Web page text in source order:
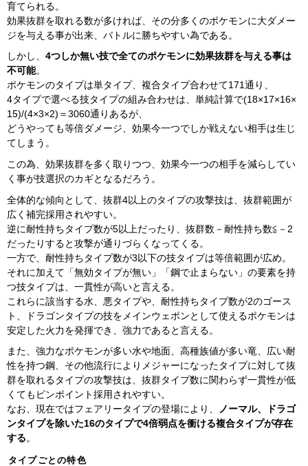
育てられる。
効果抜群を取れる数が多ければ、その分多くのポケモンに大ダメー
ジを与える事が出来、バトルに勝ちやすい為である。
しかし、4つしか無い技で全てのポケモンに効果抜群を与える事は
不可能。
ポケモンのタイプは単タイプ、複合タイプ合わせて171通り、
4タイプで選べる技タイプの組み合わせは、単純計算で(18×17×16×
15)/(4×3×2)＝3060通りあるが、
どうやっても等倍ダメージ、効果今一つでしか戦えない相手は生じ
てしまう。
この為、効果抜群を多く取りつつ、効果今一つの相手を減らしてい
く事が技選択のカギとなるだろう。
全体的な傾向として、抜群4以上のタイプの攻撃技は、抜群範囲が
広く補完採用されやすい。
逆に耐性持ちタイプ数が5以上だったり、抜群数－耐性持ち数≦－2
だったりすると攻撃が通りづらくなってくる。
一方で、耐性持ちタイプ数が3以下の技タイプは等倍範囲が広め。
それに加えて「無効タイプが無い」「鋼で止まらない」の要素を持
つ技タイプは、一貫性が高いと言える。
これらに該当する水、悪タイプや、耐性持ちタイプ数が2のゴース
ト、ドラゴンタイプの技をメインウェポンとして使えるポケモンは
安定した火力を発揮でき、強力であると言える。
また、強力なポケモンが多い水や地面、高種族値が多い竜、広い耐
性を持つ鋼、その他流行によりメジャーになったタイプに対して抜
群を取れるタイプの攻撃技は、抜群タイプ数に関わらず一貫性が低
くてもピンポイント採用されやすい。
なお、現在ではフェアリータイプの登場により、
ノーマル、ドラゴ
ンタイプを除いた16のタイプで4倍弱点を衝ける複合タイプが存在
する。
タイプごとの特色